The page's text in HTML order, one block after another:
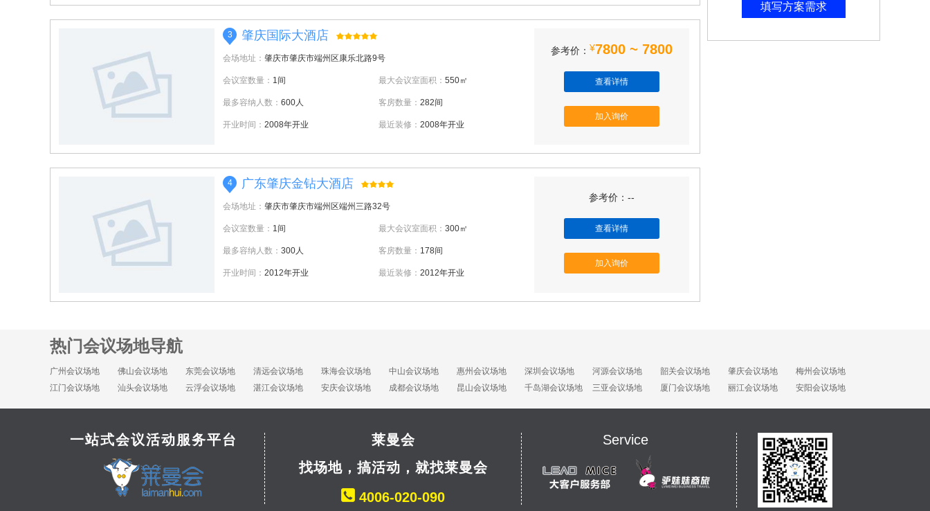
3 肇庆国际大酒店
会场地址： 肇庆市肇庆市端州区康乐北路9号
会议室数量： 1间 最大会议室面积： 550㎡
最多容纳人数： 600人 客房数量： 282间
开业时间： 2008年开业 最近装修： 2008年开业
参考价： ¥7800 ~ 7800
查看详情
加入询价
4 广东肇庆金钻大酒店
会场地址： 肇庆市肇庆市端州区端州三路32号
会议室数量： 1间 最大会议室面积： 300㎡
最多容纳人数： 300人 客房数量： 178间
开业时间： 2012年开业 最近装修： 2012年开业
参考价：--
查看详情
加入询价
填写方案需求
热门会议场地导航
广州会议场地 佛山会议场地 东莞会议场地 清远会议场地 珠海会议场地 中山会议场地 惠州会议场地 深圳会议场地 河源会议场地 韶关会议场地 肇庆会议场地
梅州会议场地
江门会议场地
汕头会议场地 云浮会议场地 湛江会议场地 安庆会议场地 成都会议场地 昆山会议场地 千岛湖会议场地 三亚会议场地 厦门会议场地 丽江会议场地 安阳会议场地
一站式会议活动服务平台
莱曼会
找场地，搞活动，就找莱曼会
4006-020-090
Service